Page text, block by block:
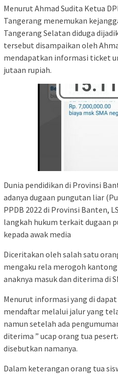
Menurut Ahmad Sudita Ketua
Tangerang menemukan
Tangerang Selatan diduga
tersebut disampaikan oleh
mendapatkan informasi ticket
jutaan rupiah.
Dunia pendidikan di Provinsi
adanya dugaan pungutan liar
PPDB 2022 di Provinsi Banten,
langkah hukum terkait dugaan
kepada awak media
Diceritakan oleh salah satu
mengaku rela merogoh
anaknya masuk dan diterima di
Menurut informasi yang di
mendaftar melalui jalur yang
namun setelah ada
diterima ” ucap orang tua
disebutkan namanya.
Dalam keterangan orang tua